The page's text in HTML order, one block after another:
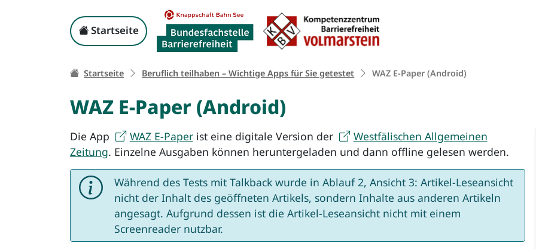
WAZ E-Paper (Android)
Kopf-Navigation
Startseite
Ihr Weg zu dieser Seite:
Startseite Beruflich teilhaben – Wichtige Apps für Sie getestet WAZ E-Paper (Android)
WAZ E-Paper (Android)
Die App WAZ E-Paperist eine digitale Version der
Westfälischen Allgemeinen
Zeitung. Einzelne Ausgaben können heruntergeladen und dann offline gelesen werden.
Während des Tests mit Talkback wurde in Ablauf 2, Ansicht 3: Artikel-Leseansicht
nicht der Inhalt des geöffneten Artikels, sondern Inhalte aus anderen Artikeln
angesagt. Aufgrund dessen ist die Artikel-Leseansicht nicht mit einem
Screenreader nutzbar.